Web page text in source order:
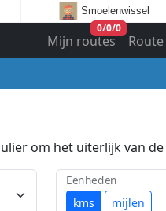
Smoelenwissel
Mijn routes
0/0/0
om het uiterlijk van
kms mijlen
Eenheden